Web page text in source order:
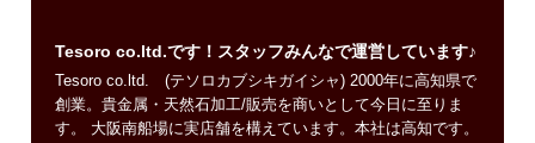
Tesoro co.ltd.です！スタッフみんなで運営しています♪
Tesoro co.ltd. (テソロカブシキガイシャ) 2000年に高知県で
創業。貴金属・天然石加工/販売を商いとして今日に至りま
す。 大阪南船場に実店舗を構えています。本社は高知です。